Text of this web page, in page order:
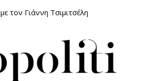
τον Γιάννη Τσιμιτσέλη